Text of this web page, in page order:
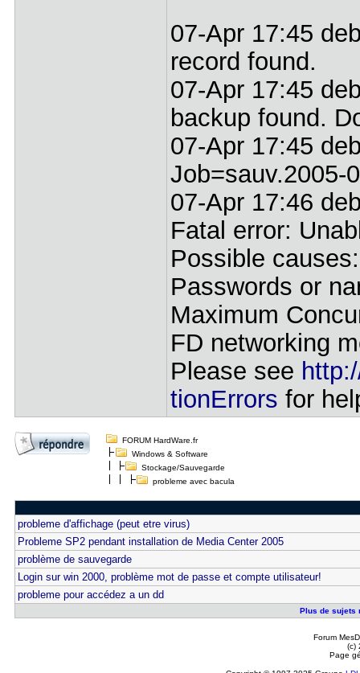
07-Apr 17:45
record found.
07-Apr 17:45
backup found.
07-Apr 17:45
Job=sauv.2005-
07-Apr 17:46
Fatal error:
Possible causes:
Passwords or
Maximum
FD networking
Please see
tionErrors for
FORUM HardWare.fr
Windows & Software
Stockage/Sauvegarde
probleme avec bacula
probleme d'affichage (peut etre virus)
Probleme SP2 pendant installation de Media Center 2005
problème de sauvegarde
Login sur win 2000, problème mot de passe et compte utilisateur!
probleme pour accédez a un dd
Plus de sujets
Forum
(c)
Page